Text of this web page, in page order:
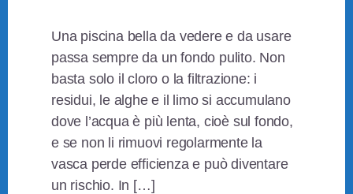
Una piscina bella da vedere e da usare
passa sempre da un fondo pulito. Non
basta solo il cloro o la filtrazione: i
residui, le alghe e il limo si accumulano
dove l’acqua è più lenta, cioè sul fondo,
e se non li rimuovi regolarmente la
vasca perde efficienza e può diventare
un rischio. In […]